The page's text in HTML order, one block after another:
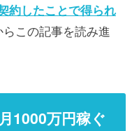
約したことで得られ
この記事を読み進
1000万円稼ぐ